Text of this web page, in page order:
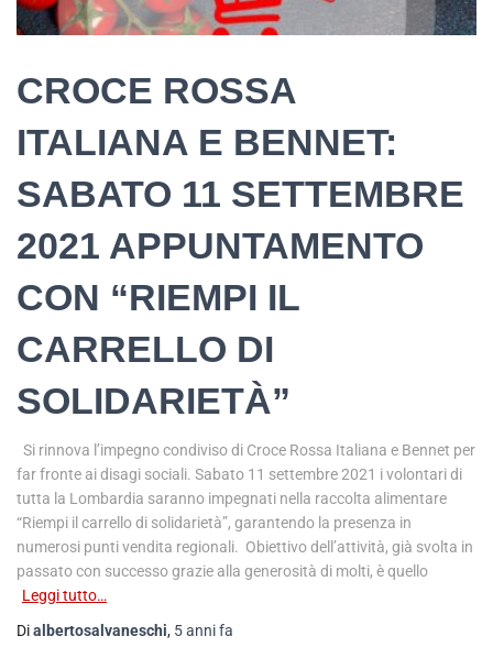
CROCE ROSSA
ITALIANA E BENNET:
SABATO 11 SETTEMBRE
2021 APPUNTAMENTO
CON “RIEMPI IL
CARRELLO DI
SOLIDARIETÀ”
Si rinnova l’impegno condiviso di Croce Rossa Italiana e Bennet per
far fronte ai disagi sociali. Sabato 11 settembre 2021 i volontari di
tutta la Lombardia saranno impegnati nella raccolta alimentare
“Riempi il carrello di solidarietà”, garantendo la presenza in
numerosi punti vendita regionali. Obiettivo dell’attività, già svolta in
passato con successo grazie alla generosità di molti, è quello
Leggi tutto…
Dialbertosalvaneschi, 5 annifa